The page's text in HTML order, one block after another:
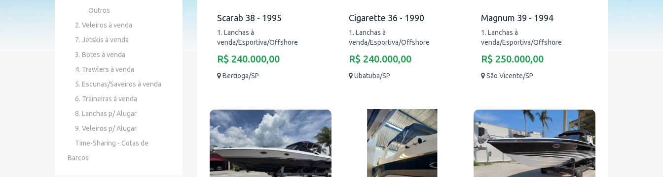
Outros
2. Veleiros à venda
7. Jetskis à venda
3. Botes à venda
4. Trawlers à venda
5. Escunas/Saveiros à venda
6. Traineiras à venda
8. Lanchas p/ Alugar
9. Veleiros p/ Alugar
Time-Sharing - Cotas de
Barcos
Scarab 38 - 1995
1. Lanchas à
venda/Esportiva/Offshore
R$ 240.000,00
Bertioga/SP
Cigarette 36 - 1990
1. Lanchas à
venda/Esportiva/Offshore
R$ 240.000,00
Ubatuba/SP
Magnum 39 - 1994
1. Lanchas à
venda/Esportiva/Offshore
R$ 250.000,00
São Vicente/SP